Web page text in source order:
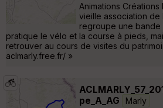
Animations
vieille association de
regroupe une bande
pratique le vélo et la course à pieds,
retrouver au cours de visites du
aclmarly.free.fr/ »
pe_A_AG
Marly